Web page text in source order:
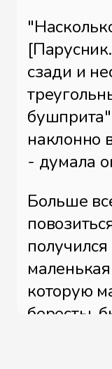
сзади и
наклонно
- думала
Больше
которую
бересты,